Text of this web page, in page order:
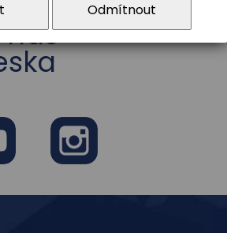
Odmítnout